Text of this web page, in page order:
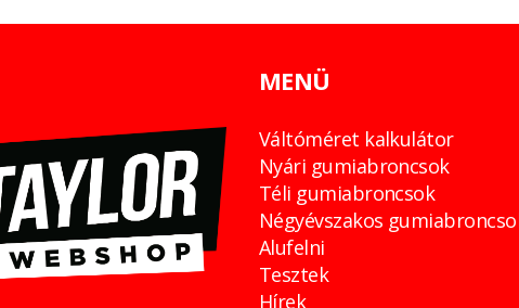
MENÜ
Váltóméret kalkulátor
Nyári gumiabroncsok
Téli gumiabroncsok
Négyévszakos
Alufelni
Tesztek
Hírek